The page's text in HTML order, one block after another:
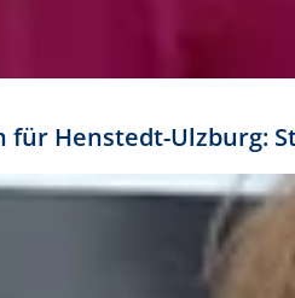
für Henstedt-Ulzburg: